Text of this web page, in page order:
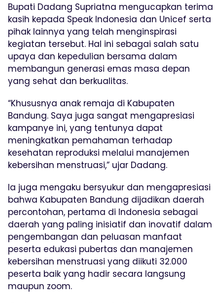
Bupati Dadang Supriatna mengucapkan terima
kasih kepada Speak Indonesia dan Unicef serta
pihak lainnya yang telah menginspirasi
kegiatan tersebut. Hal ini sebagai salah satu
upaya dan kepedulian bersama dalam
membangun generasi emas masa depan
yang sehat dan berkualitas.
“Khususnya anak remaja di Kabupaten
Bandung. Saya juga sangat mengapresiasi
kampanye ini, yang tentunya dapat
meningkatkan pemahaman terhadap
kesehatan reproduksi melalui manajemen
kebersihan menstruasi,” ujar Dadang.
Ia juga mengaku bersyukur dan mengapresiasi
bahwa Kabupaten Bandung dijadikan daerah
percontohan, pertama di Indonesia sebagai
daerah yang paling inisiatif dan inovatif dalam
pengembangan dan peluasan manfaat
peserta edukasi pubertas dan manajemen
kebersihan menstruasi yang diikuti 32.000
peserta baik yang hadir secara langsung
maupun zoom.